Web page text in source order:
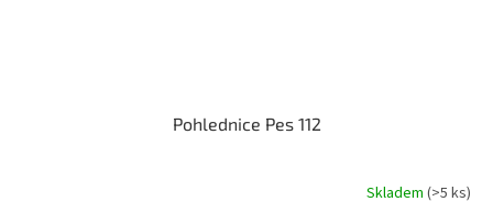
Pohlednice Pes 112
Skladem (>5 ks)